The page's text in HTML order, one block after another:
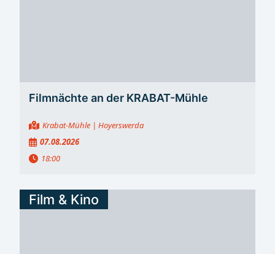
Filmnächte an der KRABAT-Mühle
Krabat-Mühle | Hoyerswerda
07.08.2026
18:00
Film & Kino